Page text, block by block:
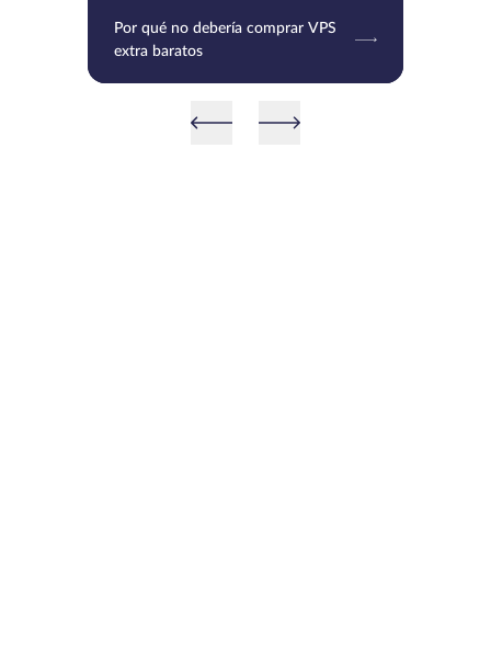
Por qué no debería comprar VPS
extra baratos